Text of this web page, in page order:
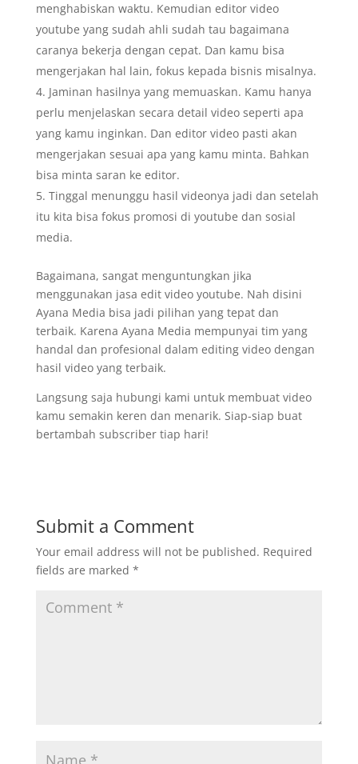
menghabiskan waktu. Kemudian editor video
youtube yang sudah ahli sudah tau bagaimana
caranya bekerja dengan cepat. Dan kamu bisa
mengerjakan hal lain, fokus kepada bisnis misalnya.
Jaminan hasilnya yang memuaskan. Kamu hanya
perlu menjelaskan secara detail video seperti apa
yang kamu inginkan. Dan editor video pasti akan
mengerjakan sesuai apa yang kamu minta. Bahkan
bisa minta saran ke editor.
Tinggal menunggu hasil videonya jadi dan setelah
itu kita bisa fokus promosi di youtube dan sosial
media.
Bagaimana, sangat menguntungkan jika
menggunakan jasa edit video youtube. Nah disini
Ayana Media bisa jadi pilihan yang tepat dan
terbaik. Karena Ayana Media mempunyai tim yang
handal dan profesional dalam editing video dengan
hasil video yang terbaik.
Langsung saja hubungi kami untuk membuat video
kamu semakin keren dan menarik. Siap-siap buat
bertambah subscriber tiap hari!
Submit a Comment
Your email address will not be published. Required
fields are marked *